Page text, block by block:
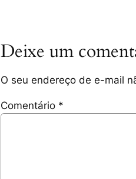
Deixe um
O seu endereço de e-mail
Comentário *